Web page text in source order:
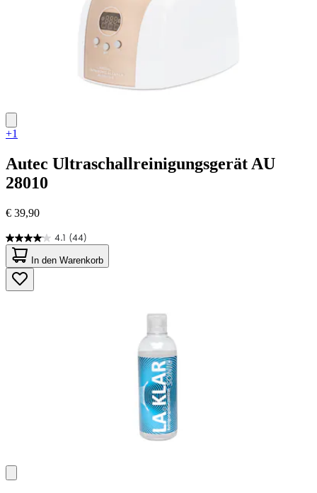
+1
Autec Ultraschallreinigungsgerät AU
28010
€ 39,90
4.1 (44)
4.1
von
5
Sternen.
44
In den Warenkorb